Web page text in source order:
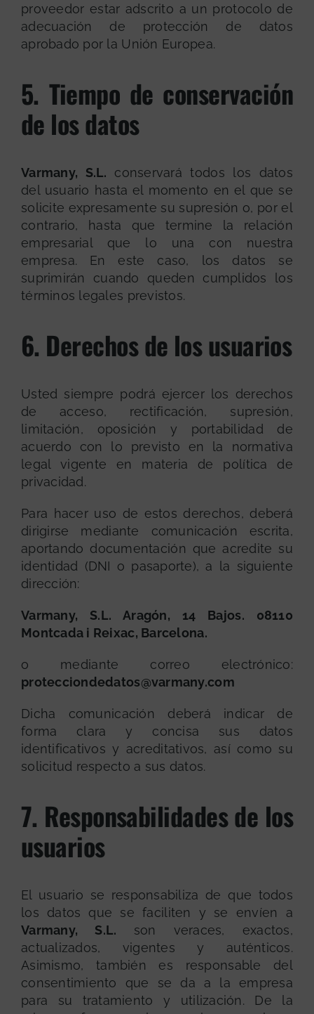
proveedor estar adscrito a un protocolo de
adecuación de protección de datos
aprobado por la Unión Europea.
5. Tiempo de conservación
de los datos
Varmany, S.L. conservará todos los datos
del usuario hasta el momento en el que se
solicite expresamente su supresión o, por el
contrario, hasta que termine la relación
empresarial que lo una con nuestra
empresa. En este caso, los datos se
suprimirán cuando queden cumplidos los
términos legales previstos.
6. Derechos de los usuarios
Usted siempre podrá ejercer los derechos
de acceso, rectificación, supresión,
limitación, oposición y portabilidad de
acuerdo con lo previsto en la normativa
legal vigente en materia de política de
privacidad.
Para hacer uso de estos derechos, deberá
dirigirse mediante comunicación escrita,
aportando documentación que acredite su
identidad (DNI o pasaporte), a la siguiente
dirección:
Varmany, S.L. Aragón, 14 Bajos. 08110
Montcada i Reixac, Barcelona.
o mediante correo electrónico:
protecciondedatos@varmany.com
Dicha comunicación deberá indicar de
forma clara y concisa sus datos
identificativos y acreditativos, así como su
solicitud respecto a sus datos.
7. Responsabilidades de los
usuarios
El usuario se responsabiliza de que todos
los datos que se faciliten y se envíen a
Varmany, S.L. son veraces, exactos,
actualizados, vigentes y auténticos.
Asimismo, también es responsable del
consentimiento que se da a la empresa
para su tratamiento y utilización. De la
GRATUITA